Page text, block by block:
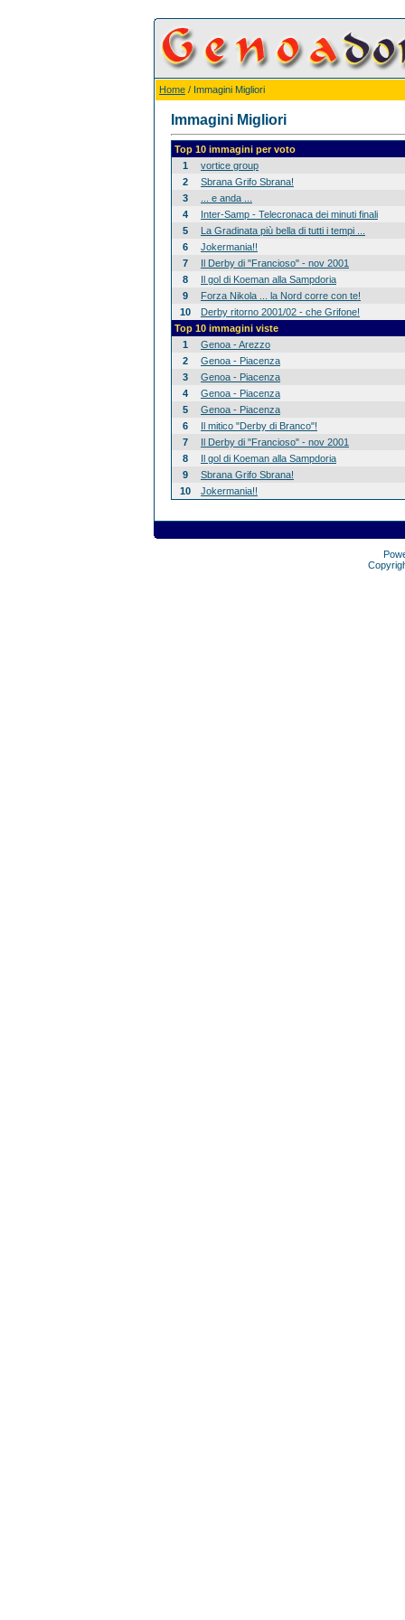
Home / Immagini Migliori
Immagini Migliori
Top 10 immagini per voto
1
vortice group
2
Sbrana Grifo Sbrana!
3
... e anda ...
4
Inter-Samp - Telecronaca dei minuti finali
5
La Gradinata più bella di tutti i tempi ...
6
Jokermania!!
7
Il Derby di "Francioso" - nov 2001
8
Il gol di Koeman alla Sampdoria
9
Forza Nikola ... la Nord corre con te!
10
Derby ritorno 2001/02 - che Grifone!
Top 10 immagini viste
1
Genoa - Arezzo
2
Genoa - Piacenza
3
Genoa - Piacenza
4
Genoa - Piacenza
5
Genoa - Piacenza
6
Il mitico "Derby di Branco"!
7
Il Derby di "Francioso" - nov 2001
8
Il gol di Koeman alla Sampdoria
9
Sbrana Grifo Sbrana!
10
Jokermania!!